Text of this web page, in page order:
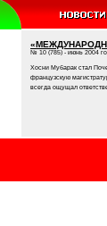
№ 10 (785) - июнь 2004
Хосни Мубарак стал
французскую
всегда ощущал